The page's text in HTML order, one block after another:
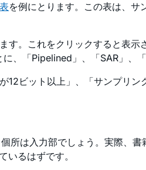
を例にとります。この表は、サ
す。これをクリックすると表
、「Pipelined」、「SAR」、
12ビット以上」、「サンプリ
は入力部でしょう。実際、
いるはずです。